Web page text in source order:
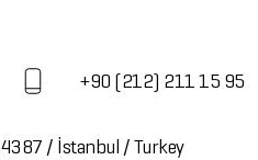
+90 (212) 211 15 95
/ İstanbul / Turkey